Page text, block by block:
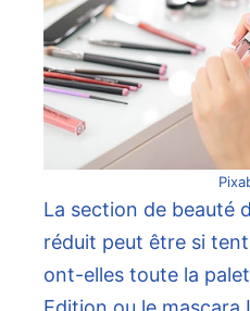
La section de beauté
réduit peut être si
ont-elles toute la